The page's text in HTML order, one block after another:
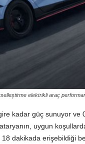
elektrikli araç
kadar güç sunuyor ve
uygun
dakikada erişebildiği